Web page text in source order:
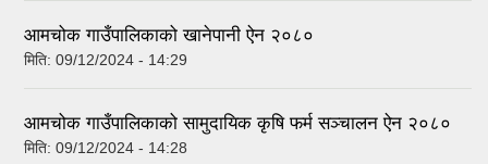
आमचोक गाउँपालिकाको खानेपानी ऐन २०८०
मिति: 09/12/2024 - 14:29
आमचोक गाउँपालिकाको सामुदायिक कृषि फर्म सञ्चालन ऐन २०८०
मिति: 09/12/2024 - 14:28